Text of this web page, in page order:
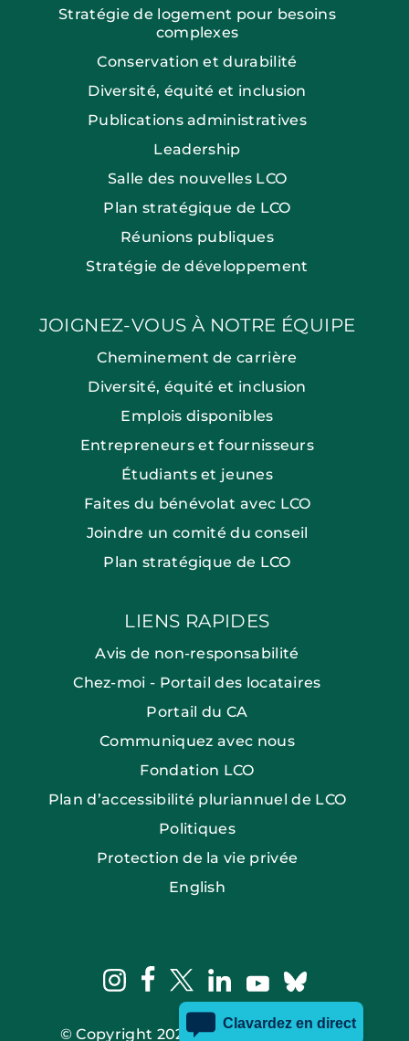
Stratégie de logement pour besoins
complexes
Conservation et durabilité
Diversité, équité et inclusion
Publications administratives
Leadership
Salle des nouvelles LCO
Plan stratégique de LCO
Réunions publiques
Stratégie de développement
JOIGNEZ-VOUS À NOTRE ÉQUIPE
Cheminement de carrière
Diversité, équité et inclusion
Emplois disponibles
Entrepreneurs et fournisseurs
Étudiants et jeunes
Faites du bénévolat avec LCO
Joindre un comité du conseil
Plan stratégique de LCO
LIENS RAPIDES
Avis de non-responsabilité
Chez-moi - Portail des locataires
Portail du CA
Communiquez avec nous
Fondation LCO
Plan d’accessibilité pluriannuel de LCO
Politiques
Protection de la vie privée
English
© Copyright 2026 Ottawa Community
instagram
facebook
twitterlinkedinyoutubebluesky